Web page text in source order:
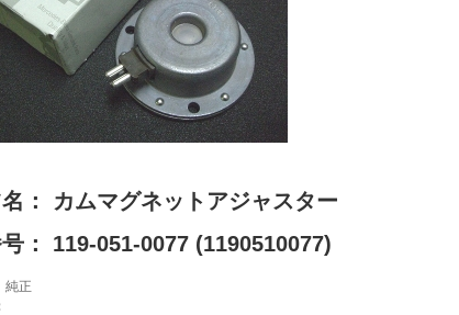
： カムマグネットアジャスター
： 119-051-0077 (1190510077)
純正